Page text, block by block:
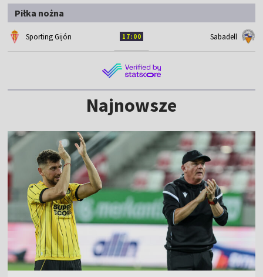
Piłka nożna
Sporting Gijón 17:00 Sabadell
Najnowsze